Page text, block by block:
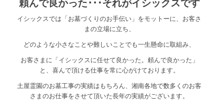
イシックスでは「お墓づくりのお手伝い」をモットーに、お客さ
まの立場に立ち、
どのような小さなことや難しいことでも一生懸命に取組み、
お客さまに「イシックスに任せて良かった。頼んで良かった」
と、喜んで頂ける仕事を常に心がけております。
土屋霊園のお墓工事の実績はもちろん、湘南各地で数多くのお客
さまのお仕事をさせて頂いた長年の実績がございます。